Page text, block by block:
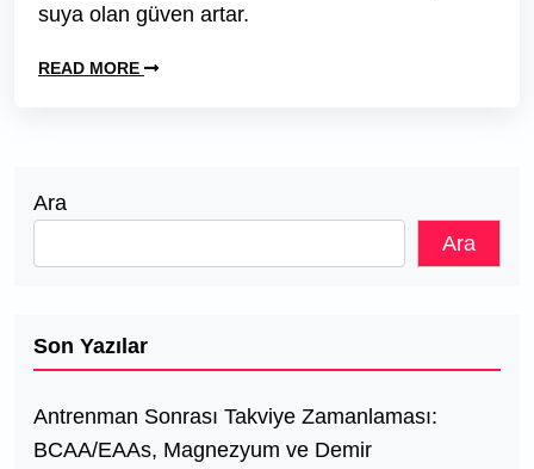
suya olan güven artar.
READ MORE
Ara
Ara
Son Yazılar
Antrenman Sonrası Takviye Zamanlaması:
BCAA/EAAs, Magnezyum ve Demir